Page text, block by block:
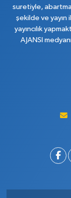
suretiyle,
şekilde ve
yayıncılık
AJANSI